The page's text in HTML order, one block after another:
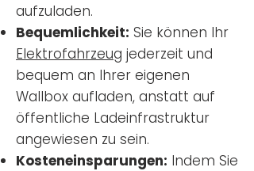
aufzuladen.
Bequemlichkeit: Sie können Ihr
Elektrofahrzeug jederzeit und
bequem an Ihrer eigenen
Wallbox aufladen, anstatt auf
öffentliche Ladeinfrastruktur
angewiesen zu sein.
Kosteneinsparungen: Indem Sie